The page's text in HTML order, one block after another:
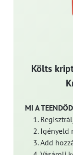
Költs
MI A
Igényeld
Add